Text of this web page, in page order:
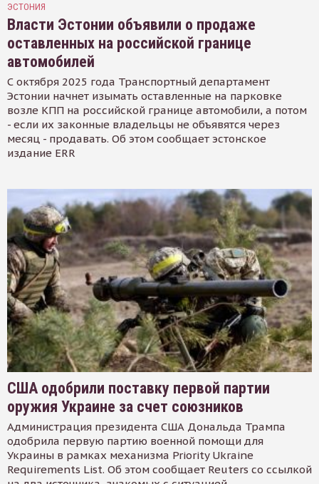
ЭСТОНИЯ
Власти Эстонии объявили о продаже
оставленных на российской границе
автомобилей
С октября 2025 года Транспортный департамент
Эстонии начнет изымать оставленные на парковке
возле КПП на российской границе автомобили, а потом
- если их законные владельцы не объявятся через
месяц - продавать. Об этом сообщает эстонское
издание ERR
США одобрили поставку первой партии
оружия Украине за счет союзников
Администрация президента США Дональда Трампа
одобрила первую партию военной помощи для
Украины в рамках механизма Priority Ukraine
Requirements List. Об этом сообщает Reuters со ссылкой